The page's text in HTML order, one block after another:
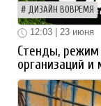
ДИЗАЙН ВОВРЕМЯ
12:03 | 23 июня
Стенды, режим
организаций и